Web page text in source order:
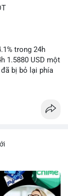
trong 24h
1.5880 USD một
bị bỏ lại phía
triệu NEAR
TP2: 1.5500
đa 1-2% tài